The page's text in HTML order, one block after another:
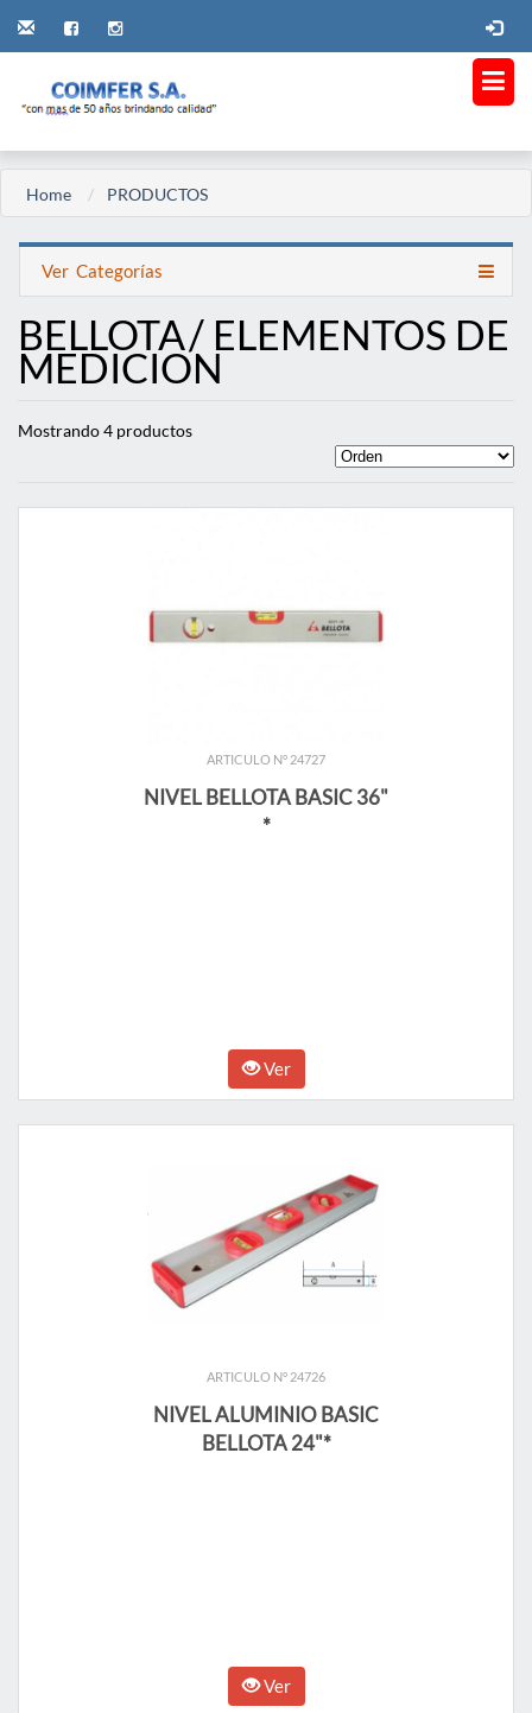
Home PRODUCTOS
Ver Categorías
BELLOTA/ ELEMENTOS DE
MEDICION
Mostrando 4 productos
ARTICULO N° 24727
NIVEL BELLOTA BASIC 36"
*
Ver
ARTICULO N° 24726
NIVEL ALUMINIO BASIC
BELLOTA 24"*
Ver